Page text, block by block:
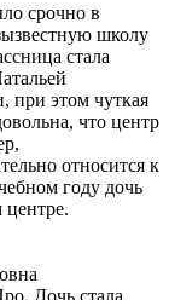
срочно в
школу
стала
при этом чуткая
что центр
относится к
году дочь
центре.
Дочь стала